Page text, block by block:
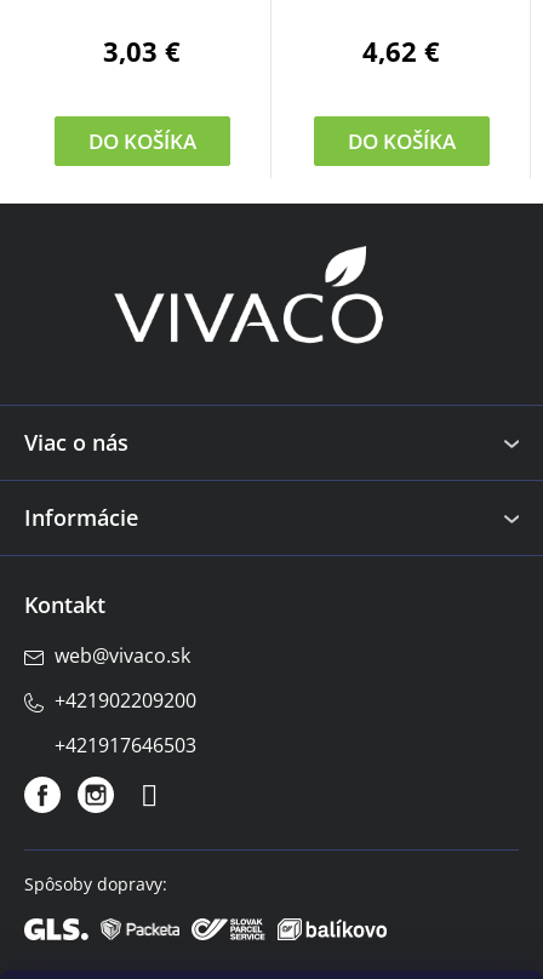
3,03 €
DO KOŠÍKA
4,62 €
DO KOŠÍKA
i
Viac o nás
Informácie
Kontakt
web@vivaco.sk
+421902209200
+421917646503
Spôsoby dopravy: